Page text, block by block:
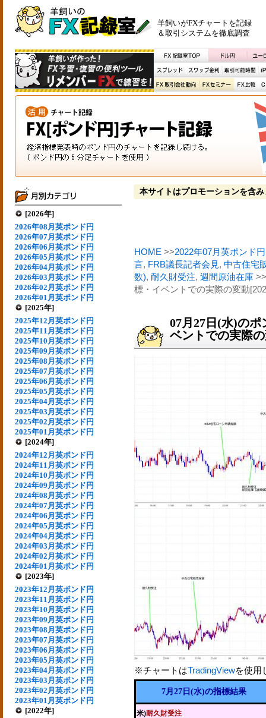
羊飼いがFXチャートを記録
＆取引システムを徹底調査
[2026年]
2026年08月英ポンド円
2026年07月英ポンド円
2026年06月英ポンド円
2026年05月英ポンド円
2026年04月英ポンド円
2026年03月英ポンド円
2026年02月英ポンド円
2026年01月英ポンド円
[2025年]
2025年12月英ポンド円
2025年11月英ポンド円
2025年10月英ポンド円
2025年09月英ポンド円
2025年08月英ポンド円
2025年07月英ポンド円
2025年06月英ポンド円
2025年05月英ポンド円
2025年04月英ポンド円
2025年03月英ポンド円
2025年02月英ポンド円
2025年01月英ポンド円
[2024年]
2024年12月英ポンド円
2024年11月英ポンド円
2024年10月英ポンド円
2024年09月英ポンド円
2024年08月英ポンド円
2024年07月英ポンド円
2024年06月英ポンド円
2024年05月英ポンド円
2024年04月英ポンド円
2024年03月英ポンド円
2024年02月英ポンド円
2024年01月英ポンド円
[2023年]
2023年12月英ポンド円
2023年11月英ポンド円
2023年10月英ポンド円
2023年09月英ポンド円
2023年08月英ポンド円
2023年07月英ポンド円
2023年06月英ポンド円
2023年05月英ポンド円
2023年04月英ポンド円
2023年03月英ポンド円
2023年02月英ポンド円
2023年01月英ポンド円
[2022年]
本サイトはプロモーションを含み
HOME >>2022年07月英ポンド円
言, FRB議長記者会見, 中古住宅
数), 耐久財受注, 週間原油在庫
標・イベントでの実際の変動
07月27日(水)の
ベントでの実際
※チャートはTradingViewを使用
7月27日(水)の指標結果
米)耐久財受注